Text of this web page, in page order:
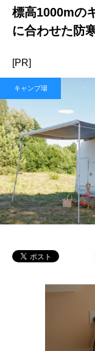
標高1000mの
に合わせた防
[PR]
キャンプ場